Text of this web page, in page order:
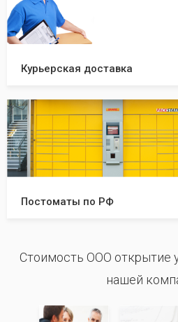
Курьерская доставка
Постоматы по РФ
Стоимость ООО открытие
нашей